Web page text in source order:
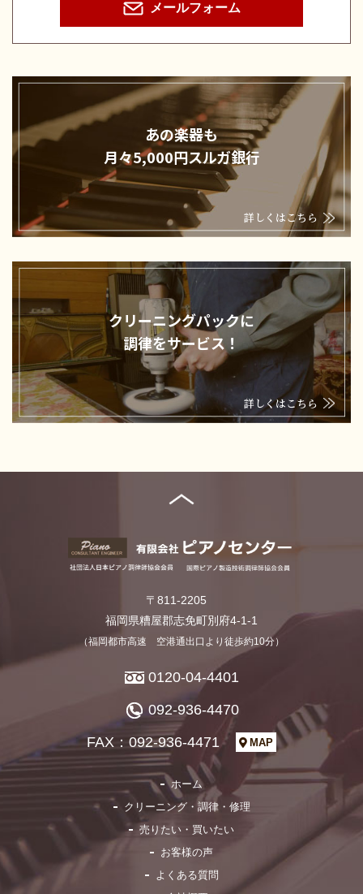
メールフォーム
あの楽器も
月々5,000円スルガ銀行
詳しくはこちら
クリーニングパックに
調律をサービス！
詳しくはこちら
〒811-2205
福岡県糟屋郡志免町別府4-1-1
（福岡都市高速 空港通出口より徒歩約10分）
0120-04-4401
092-936-4470
FAX：092-936-4471
MAP
ホーム
クリーニング・調律・修理
売りたい・買いたい
お客様の声
よくある質問